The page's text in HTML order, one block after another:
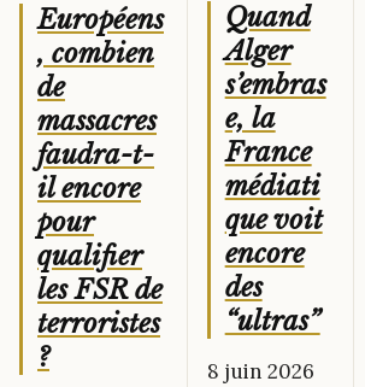
Européens
, combien
de
massacres
faudra-t-
il encore
pour
qualifier
les FSR de
terroristes
?
Quand
Alger
s’embras
e, la
France
médiati
que voit
encore
des
“ultras”
8 juin 2026